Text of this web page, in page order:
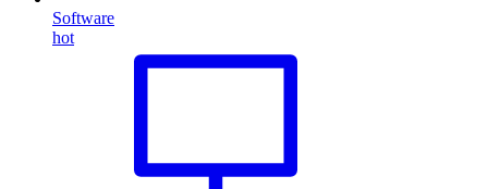
Software
hot